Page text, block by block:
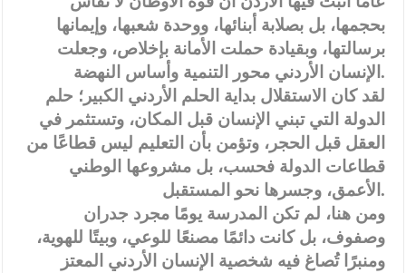
بحجمها، بل بصلابة أبنائها، ووحدة شعبها، وإيمانها
برسالتها، وبقيادة حملت الأمانة بإخلاص، وجعلت
الإنسان الأردني محور التنمية وأساس النهضة.
لقد كان الاستقلال بداية الحلم الأردني الكبير؛ حلم
الدولة التي تبني الإنسان قبل المكان، وتستثمر في
العقل قبل الحجر، وتؤمن بأن التعليم ليس قطاعًا من
قطاعات الدولة فحسب، بل مشروعها الوطني
الأعمق، وجسرها نحو المستقبل.
ومن هنا، لم تكن المدرسة يومًا مجرد جدران
وصفوف، بل كانت دائمًا مصنعًا للوعي، وبيتًا للهوية،
ومنبرًا تُصاغ فيه شخصية الإنسان الأردني المعتز